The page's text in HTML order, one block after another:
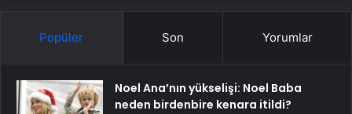
Popüler Son Yorumlar
Noel Ana’nın yükselişi: Noel Baba
neden birdenbire kenara itildi?